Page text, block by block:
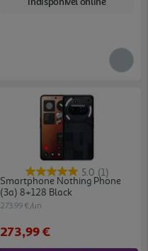
5.0 (1)
Smartphone Nothing Phone
(3a) 8+128 Black
273.99 €/un
273,99 €